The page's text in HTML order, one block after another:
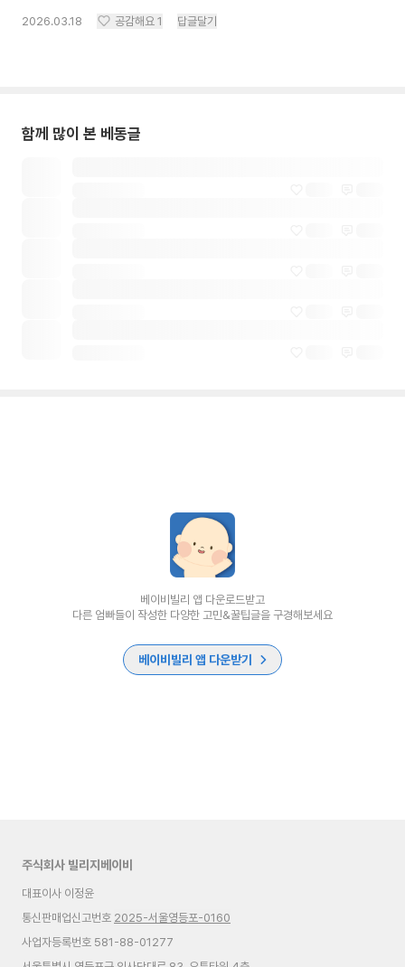
2026.03.18 공감해요 1 답글달기
함께 많이 본 베동글
베이비빌리 앱 다운로드받고
다른 엄빠들이 작성한 다양한 고민&꿀팁글을 구경해보세요
베이비빌리 앱 다운받기
주식회사 빌리지베이비
대표이사 이정윤
통신판매업신고번호 2025-서울영등포-0160
사업자등록번호 581-88-01277